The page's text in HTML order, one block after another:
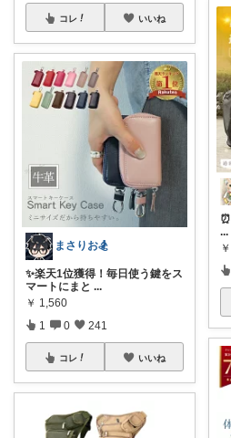
コレ いいね
まさりお🏂
✨楽天1位獲得！毎日使う鍵をス
マートにまと ...
￥ 1,560
1 0 241
コレ いいね
⏰
...
￥